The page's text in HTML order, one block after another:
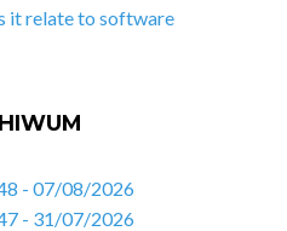
it relate to software
- 07/08/2026
- 31/07/2026